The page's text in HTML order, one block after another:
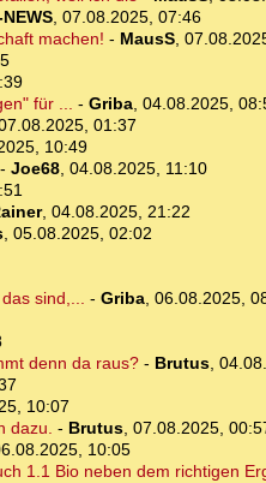
, 07.08.2025, 07:46
machen! - MausS,
für ... - Griba, 04.08.2025,
01:37
10:49
Joe68, 04.08.2025, 11:10
, 04.08.2025, 21:22
, 05.08.2025, 02:02
sind,... - Griba, 06.08.2025,
denn da raus?- Brutus,
10:07
dazu. - Brutus, 07.08.2025,
10:05
1.1 Bio neben dem richtigen